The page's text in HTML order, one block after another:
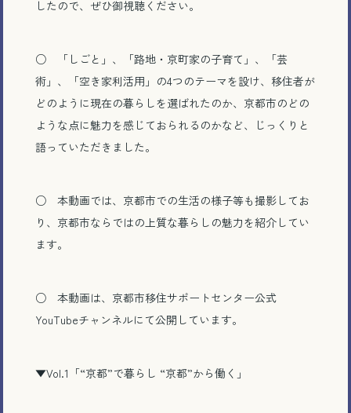
したので、ぜひ御視聴ください。
○ 「しごと」、「路地・京町家の子育て」、「芸
術」、「空き家利活用」の4つのテーマを設け、移住者が
どのように現在の暮らしを選ばれたのか、京都市のどの
ような点に魅力を感じておられるのかなど、じっくりと
語っていただきました。
○ 本動画では、京都市での生活の様子等も撮影してお
り、京都市ならではの上質な暮らしの魅力を紹介してい
ます。
○ 本動画は、京都市移住サポートセンター公式
YouTubeチャンネルにて公開しています。
▼Vol.1 「“京都”で暮らし “京都”から働く」